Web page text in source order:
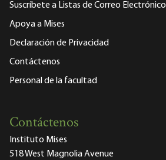
Suscríbete a Listas de Correo Electrónico
Apoya a Mises
Declaración de Privacidad
Contáctenos
Personal de la facultad
Contáctenos
Instituto Mises
518 West Magnolia Avenue